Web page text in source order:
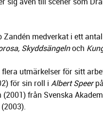
medverkat i ett
Skyddsängelnoch
utmärkelser för sitt
för sin roll i Albert Speer
från Svenska